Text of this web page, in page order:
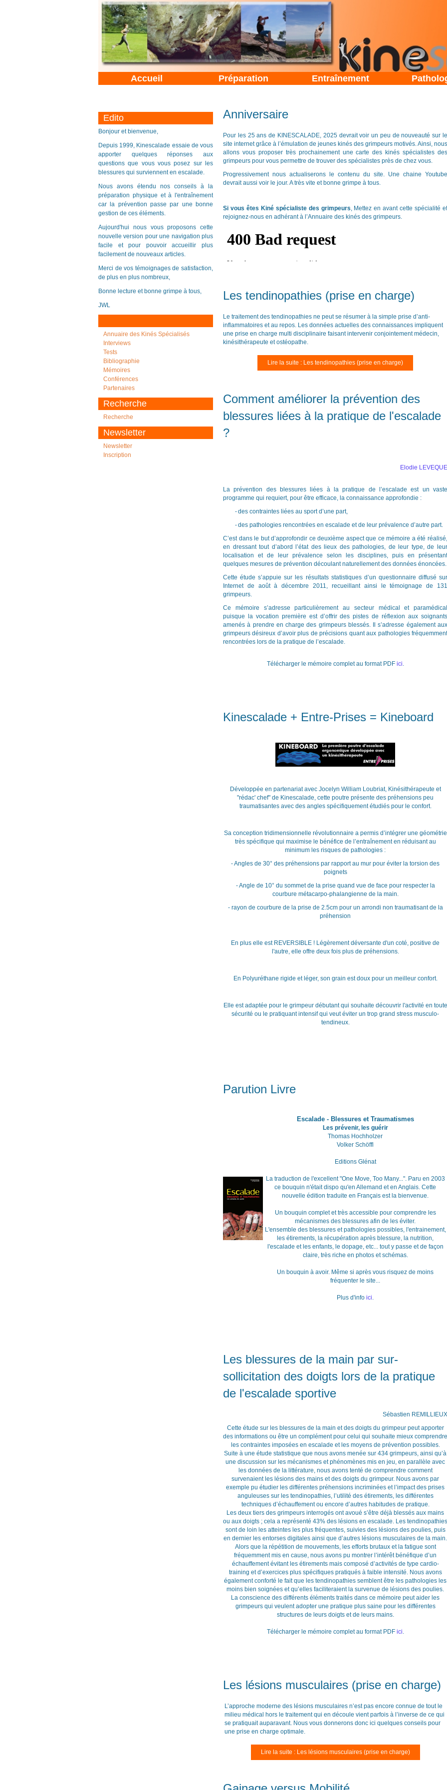
Accueil Préparation Entraînement
Edito
Bonjour et bienvenue,
Depuis 1999, Kinescalade essaie de vous
apporter quelques réponses aux
questions que vous vous posez sur les
blessures qui surviennent en escalade.
Nous avons étendu nos conseils à la
préparation physique et à l'entraînement
car la prévention passe par une bonne
gestion de ces éléments.
Aujourd'hui nous vous proposons cette
nouvelle version pour une navigation plus
facile et pour pouvoir accueillir plus
facilement de nouveaux articles.
Merci de vos témoignages de satisfaction,
de plus en plus nombreux,
Bonne lecture et bonne grimpe à tous,
JWL
Annuaire des Kinés Spécialisés
Interviews
Tests
Bibliographie
Mémoires
Conférences
Partenaires
Recherche
Recherche
Newsletter
Newsletter
Inscription
Anniversaire
Pour les 25 ans de KINESCALADE, 2025 devrait voir un peu de nouveauté sur le
site internet grâce à l’émulation de jeunes kinés des grimpeurs motivés. Ainsi, nous
allons vous proposer très prochainement une carte des kinés spécialistes des
grimpeurs pour vous permettre de trouver des spécialistes près de chez vous.
Progressivement nous actualiserons le contenu du site. Une chaine Youtube
devrait aussi voir le jour. A très vite et bonne grimpe à tous.
Si vous êtes Kiné spécialiste des grimpeurs, Mettez en avant cette spécialité et
rejoignez-nous en adhérant à l’Annuaire des kinés des grimpeurs.
Les tendinopathies (prise en charge)
Le traitement des tendinopathies ne peut se résumer à la simple prise d’anti-
inflammatoires et au repos. Les données actuelles des connaissances impliquent
une prise en charge multi disciplinaire faisant intervenir conjointement médecin,
kinésithérapeute et ostéopathe.
Lire la suite : Les tendinopathies (prise en charge)
Comment améliorer la prévention des
blessures liées à la pratique de l'escalade
?
Elodie LEVEQUE
La prévention des blessures liées à la pratique de l’escalade est un vaste
programme qui requiert, pour être efficace, la connaissance approfondie :
-des contraintes liées au sport d’une part,
-des pathologies rencontrées en escalade et de leur prévalence d’autre part.
C’est dans le but d’approfondir ce deuxième aspect que ce mémoire a été réalisé,
en dressant tout d’abord l’état des lieux des pathologies, de leur type, de leur
localisation et de leur prévalence selon les disciplines, puis en présentant
quelques mesures de prévention découlant naturellement des données énoncées.
Cette étude s’appuie sur les résultats statistiques d’un questionnaire diffusé sur
Internet de août à décembre 2011, recueillant ainsi le témoignage de 131
grimpeurs.
Ce mémoire s’adresse particulièrement au secteur médical et paramédical
puisque la vocation première est d’offrir des pistes de réflexion aux soignants
amenés à prendre en charge des grimpeurs blessés. Il s’adresse également aux
grimpeurs désireux d’avoir plus de précisions quant aux pathologies fréquemment
rencontrées lors de la pratique de l’escalade.
Télécharger le mémoire complet au format PDFici.
Kinescalade + Entre-Prises = Kineboard
Développée en partenariat avec Jocelyn William Loubriat, Kinésithérapeute et
"rédac' chef" de Kinescalade, cette poutre présente des préhensions peu
traumatisantes avec des angles spécifiquement étudiés pour le confort.
Sa conception tridimensionnelle révolutionnaire a permis d’intégrer une géométrie
très spécifique qui maximise le bénéfice de l’entraînement en réduisant au
minimum les risques de pathologies :
- Angles de 30° des préhensions par rapport au mur pour éviter la torsion des
poignets
- Angle de 10° du sommet de la prise quand vue de face pour respecter la
courbure métacarpo-phalangienne de la main.
- rayon de courbure de la prise de 2.5cm pour un arrondi non traumatisant de la
préhension
En plus elle est REVERSIBLE ! Légèrement déversante d'un coté, positive de
l'autre, elle offre deux fois plus de préhensions.
En Polyuréthane rigide et léger, son grain est doux pour un meilleur confort.
Elle est adaptée pour le grimpeur débutant qui souhaite découvrir l'activité en toute
sécurité ou le pratiquant intensif qui veut éviter un trop grand stress musculo-
tendineux.
Parution Livre
Escalade - Blessures et Traumatismes
Les prévenir, les guérir
Thomas Hochholzer
Volker Schöffl
Editions Glénat
La traduction de l'excellent "One Move, Too Many...". Paru en 2003
ce bouquin n'était dispo qu'en Allemand et en Anglais. Cette
nouvelle édition traduite en Français est la bienvenue.
Un bouquin complet et très accessible pour comprendre les
mécanismes des blessures afin de les éviter.
L'ensemble des blessures et pathologies possibles, l'entrainement,
les étirements, la récupération après blessure, la nutrition,
l'escalade et les enfants, le dopage, etc... tout y passe et de façon
claire, très riche en photos et schémas.
Un bouquin à avoir. Même si après vous risquez de moins
fréquenter le site...
Plus d'info ici.
Les blessures de la main par sur-
sollicitation des doigts lors de la pratique
de l'escalade sportive
Sébastien REMILLIEUX
Cette étude sur les blessures de la main et des doigts du grimpeur peut apporter
des informations ou être un complément pour celui qui souhaite mieux comprendre
les contraintes imposées en escalade et les moyens de prévention possibles.
Suite à une étude statistique que nous avons menée sur 434 grimpeurs, ainsi qu’à
une discussion sur les mécanismes et phénomènes mis en jeu, en parallèle avec
les données de la littérature, nous avons tenté de comprendre comment
survenaient les lésions des mains et des doigts du grimpeur. Nous avons par
exemple pu étudier les différentes préhensions incriminées et l’impact des prises
anguleuses sur les tendinopathies, l’utilité des étirements, les différentes
techniques d’échauffement ou encore d’autres habitudes de pratique.
Les deux tiers des grimpeurs interrogés ont avoué s’être déjà blessés aux mains
ou aux doigts ; cela a représenté 43% des lésions en escalade. Les tendinopathies
sont de loin les atteintes les plus fréquentes, suivies des lésions des poulies, puis
en dernier les entorses digitales ainsi que d’autres lésions musculaires de la main.
Alors que la répétition de mouvements, les efforts brutaux et la fatigue sont
fréquemment mis en cause, nous avons pu montrer l’intérêt bénéfique d’un
échauffement évitant les étirements mais composé d’activités de type cardio-
training et d’exercices plus spécifiques pratiqués à faible intensité. Nous avons
également conforté le fait que les tendinopathies semblent être les pathologies les
moins bien soignées et qu’elles faciliteraient la survenue de lésions des poulies.
La conscience des différents éléments traités dans ce mémoire peut aider les
grimpeurs qui veulent adopter une pratique plus saine pour les différentes
structures de leurs doigts et de leurs mains.
Télécharger le mémoire complet au format PDFici.
Les lésions musculaires (prise en charge)
L’approche moderne des lésions musculaires n’est pas encore connue de tout le
milieu médical hors le traitement qui en découle vient parfois à l’inverse de ce qui
se pratiquait auparavant. Nous vous donnerons donc ici quelques conseils pour
une prise en charge optimale.
Lire la suite : Les lésions musculaires (prise en charge)